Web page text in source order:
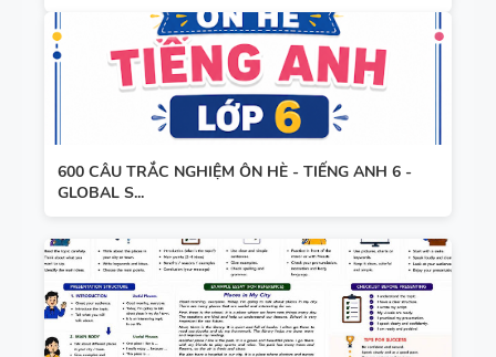
600 CÂU TRẮC NGHIỆM ÔN HÈ - TIẾNG ANH 6 -
GLOBAL S...